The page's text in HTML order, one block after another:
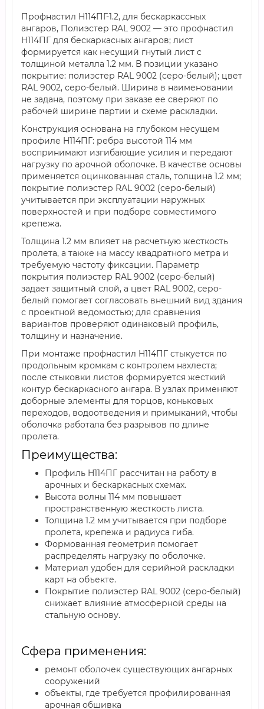
Профнастил H114ПГ-1.2, для бескаркассных
ангаров, Полиэстер RAL 9002 — это профнастил
H114ПГ для бескаркасных ангаров; лист
формируется как несущий гнутый лист с
толщиной металла 1.2 мм. В позиции указано
покрытие: полиэстер RAL 9002 (серо-белый); цвет
RAL 9002, серо-белый. Ширина в наименовании
не задана, поэтому при заказе ее сверяют по
рабочей ширине партии и схеме раскладки.
Конструкция основана на глубоком несущем
профиле H114ПГ: ребра высотой 114 мм
воспринимают изгибающие усилия и передают
нагрузку по арочной оболочке. В качестве основы
применяется оцинкованная сталь, толщина 1.2 мм;
покрытие полиэстер RAL 9002 (серо-белый)
учитывается при эксплуатации наружных
поверхностей и при подборе совместимого
крепежа.
Толщина 1.2 мм влияет на расчетную жесткость
пролета, а также на массу квадратного метра и
требуемую частоту фиксации. Параметр
покрытия полиэстер RAL 9002 (серо-белый)
задает защитный слой, а цвет RAL 9002, серо-
белый помогает согласовать внешний вид здания
с проектной ведомостью; для сравнения
вариантов проверяют одинаковый профиль,
толщину и назначение.
При монтаже профнастил H114ПГ стыкуется по
продольным кромкам с контролем нахлеста;
после стыковки листов формируется жесткий
контур бескаркасного ангара. В узлах применяют
доборные элементы для торцов, коньковых
переходов, водоотведения и примыканий, чтобы
оболочка работала без разрывов по длине
пролета.
Преимущества:
Профиль H114ПГ рассчитан на работу в
арочных и бескаркасных схемах.
Высота волны 114 мм повышает
пространственную жесткость листа.
Толщина 1.2 мм учитывается при подборе
пролета, крепежа и радиуса гиба.
Формованная геометрия помогает
распределять нагрузку по оболочке.
Материал удобен для серийной раскладки
карт на объекте.
Покрытие полиэстер RAL 9002 (серо-белый)
снижает влияние атмосферной среды на
стальную основу.
Сфера применения:
ремонт оболочек существующих ангарных
сооружений
объекты, где требуется профилированная
арочная обшивка